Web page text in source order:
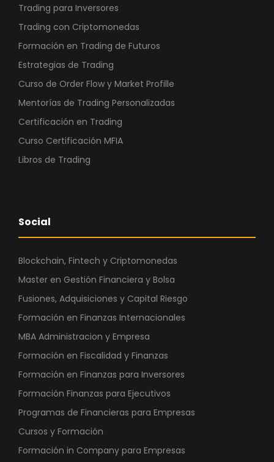
Trading para Inversores
Trading con Criptomonedas
Formación en Trading de Futuros
Estrategias de Trading
Curso de Order Flow y Market Profille
Mentorías de Trading Personalizadas
Certificación en Trading
Curso Certificación MFIA
Libros de Trading
Social
Blockchain, Fintech y Criptomonedas
Master en Gestión Financiera y Bolsa
Fusiones, Adquisiciones y Capital Riesgo
Formación en Finanzas Internacionales
MBA Administracion y Empresa
Formación en Fiscalidad y Finanzas
Formación en Finanzas para Inversores
Formación Finanzas para Ejecutivos
Programas de Financieras para Empresas
Cursos y Formación
Formación in Company para Empresas